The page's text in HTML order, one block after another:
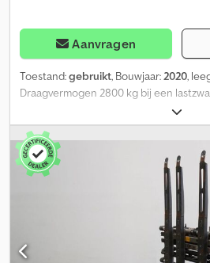
Aanvragen
Toestand:gebruikt, Bouwjaar:2020,
Draagvermogen 2800 kg bij een
vorkafmeting 80 x 65 mm, vorklengte:
1400 mm, openingsbereik: 560 - 1940
voorbouwmaat: 195 mm, eigen
DURWEN DPK 48 C dubbele palletvork
mm, met geschroefde vorken,
buitenkant 560 - 1940 mm,
slangen, vorkenbordbreedte: 1400,
lastzwaartepunt: 1200, eigen